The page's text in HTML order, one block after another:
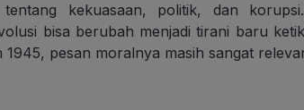
kekuasaan, politik, dan
bisa berubah menjadi tirani baru
1945, pesan moralnya masih sangat